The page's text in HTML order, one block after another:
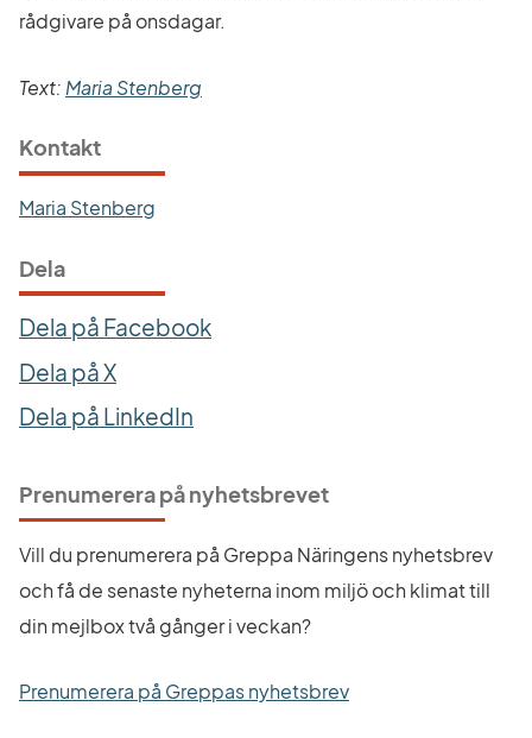
rådgivare på onsdagar.
Text: Maria Stenberg
Kontakt
Maria Stenberg
Dela
Dela på Facebook
Dela på X
Dela på LinkedIn
Prenumerera på nyhetsbrevet
Vill du prenumerera på Greppa Näringens nyhetsbrev
och få de senaste nyheterna inom miljö och klimat till
din mejlbox två gånger i veckan?
Prenumerera på Greppas nyhetsbrev